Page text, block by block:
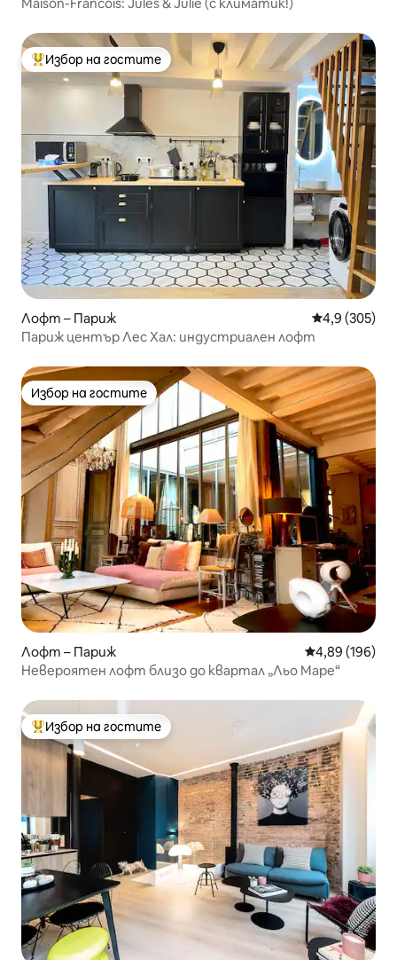
Maison-Francois: Jules & Julie (с климатик!)
Най-популярен избор на гостите
Избор на гостите
Лофт – Париж Средна
4,9 (305)
Париж център Лес Хал: индустриален лофт
Избор на гостите
Избор на гостите
Лофт – Париж Средна
4,89 (196)
Невероятен лофт близо до квартал „Льо Маре“
Най-популярен избор на гостите
Избор на гостите